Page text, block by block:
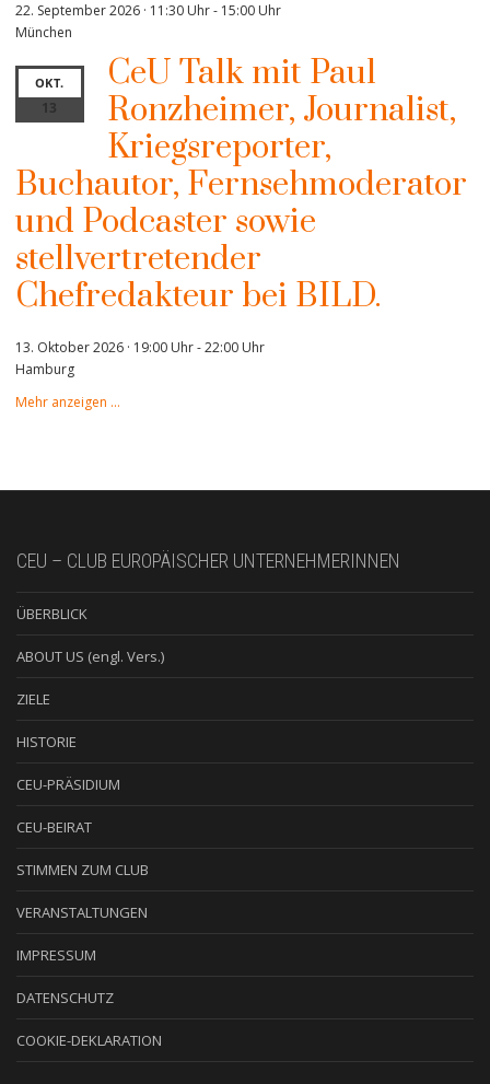
22. September 2026 · 11:30 Uhr- 15:00 Uhr
München
OKT.
13
CeU Talk mit Paul
Ronzheimer, Journalist,
Kriegsreporter,
Buchautor, Fernsehmoderator
und Podcaster sowie
stellvertretender
Chefredakteur bei BILD.
13. Oktober 2026 · 19:00 Uhr-22:00 Uhr
Hamburg
Mehr anzeigen …
CEU – CLUB EUROPÄISCHER UNTERNEHMERINNEN
ÜBERBLICK
ABOUT US (engl. Vers.)
ZIELE
HISTORIE
CEU-PRÄSIDIUM
CEU-BEIRAT
STIMMEN ZUM CLUB
VERANSTALTUNGEN
IMPRESSUM
DATENSCHUTZ
COOKIE-DEKLARATION